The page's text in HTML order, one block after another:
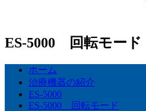
ES-5000 回転モード
ホーム
治療機器の紹介
ES-5000
ES-5000 回転モード